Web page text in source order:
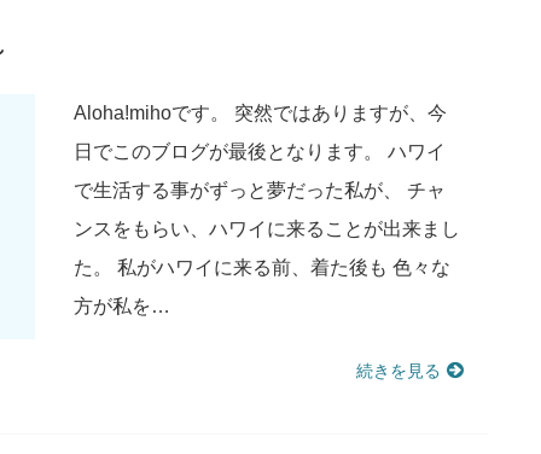
Aloha!mihoです。 突然ではありますが、今
日でこのブログが最後となります。 ハワイ
で生活する事がずっと夢だった私が、 チャ
ンスをもらい、ハワイに来ることが出来まし
た。 私がハワイに来る前、着た後も 色々な
方が私を…
続きを見る